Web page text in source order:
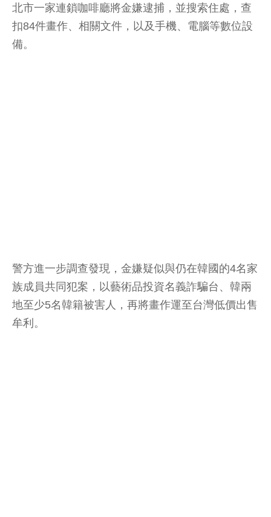
北市一家連鎖咖啡廳將金嫌逮捕，並搜索住處，查
扣84件畫作、相關文件，以及手機、電腦等數位設
備。
警方進一步調查發現，金嫌疑似與仍在韓國的4名家
族成員共同犯案，以藝術品投資名義詐騙台、韓兩
地至少5名韓籍被害人，再將畫作運至台灣低價出售
牟利。